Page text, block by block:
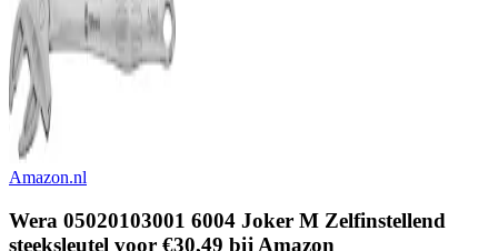
Amazon.nl
Wera 05020103001 6004 Joker M Zelfinstellend
steeksleutel voor €30,49 bij Amazon